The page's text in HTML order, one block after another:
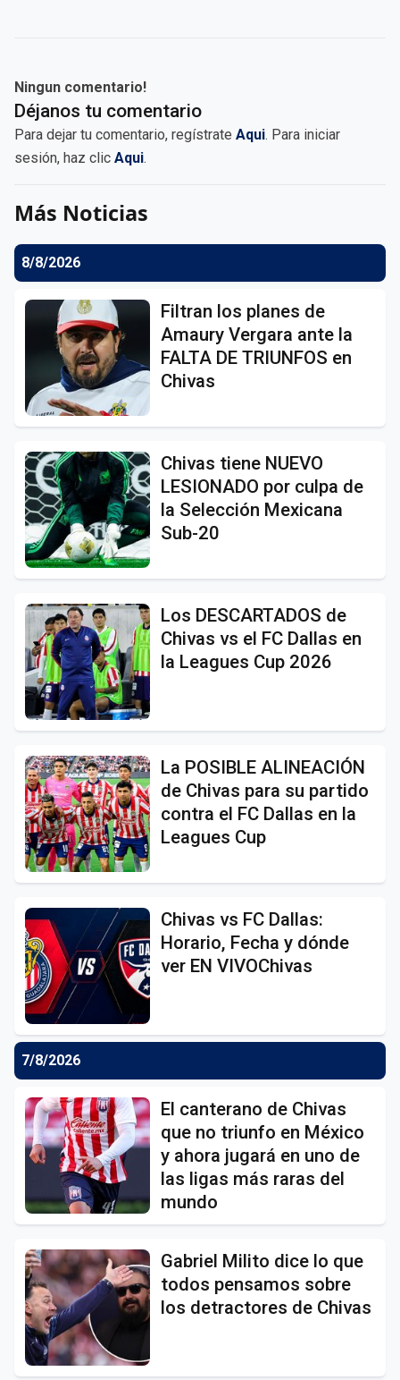
Ningun comentario!
Déjanos tu comentario
Para dejar tu comentario, regístrate Aqui. Para iniciar
sesión, haz clic Aqui.
Más Noticias
8/8/2026
Filtran los planes de
Amaury Vergara ante la
FALTA DE TRIUNFOS en
Chivas
Chivas tiene NUEVO
LESIONADO por culpa de
la Selección Mexicana
Sub-20
Los DESCARTADOS de
Chivas vs el FC Dallas en
la Leagues Cup 2026
La POSIBLE ALINEACIÓN
de Chivas para su partido
contra el FC Dallas en la
Leagues Cup
Chivas vs FC Dallas:
Horario, Fecha y dónde
ver EN VIVOChivas
7/8/2026
El canterano de Chivas
que no triunfo en México
y ahora jugará en uno de
las ligas más raras del
mundo
Gabriel Milito dice lo que
todos pensamos sobre
los detractores de Chivas